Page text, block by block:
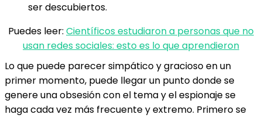
ser descubiertos.
Puedes leer: Científicos estudiaron a personas que no
usan redes sociales: esto es lo que aprendieron
Lo que puede parecer simpático y gracioso en un
primer momento, puede llegar un punto donde se
genere una obsesión con el tema y el espionaje se
haga cada vez más frecuente y extremo. Primero se